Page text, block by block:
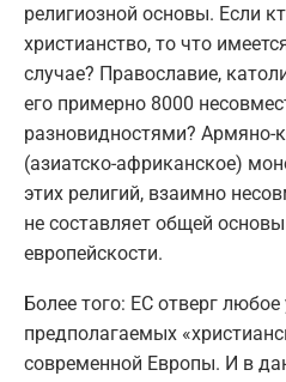
религиозной основы. Если
христианство, то что
случае? Православие,
его примерно 8000
разновидностями? Армяно-
(азиатско-африканское)
этих религий, взаимно
не составляет общей
европейскости.
Более того: ЕС отверг
предполагаемых
современной Европы. И в